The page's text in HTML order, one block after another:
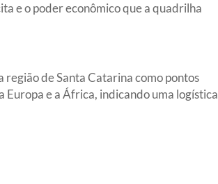
e o poder econômico que a quadrilha
de Santa Catarina como pontos
e a África, indicando uma logística